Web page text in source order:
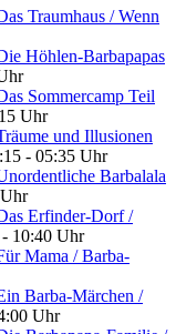
Traumhaus / Wenn
Höhlen-Barbapapas
Sommercamp Teil
Uhr
und Illusionen
- 05:35 Uhr
Barbalala
Erfinder-Dorf /
10:40 Uhr
Mama / Barba-
Barba-Märchen /
Uhr